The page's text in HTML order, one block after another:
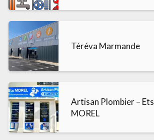
Téréva Marmande
Artisan Plombier – Ets
MOREL